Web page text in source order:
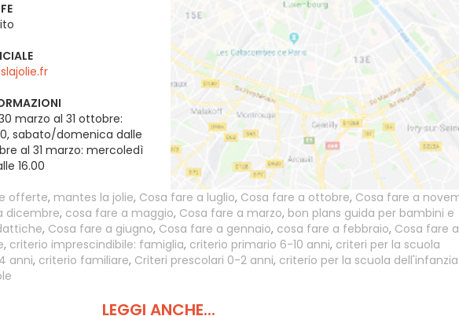
marzo al 31 ottobre:
sabato/domenica dalle
al 31 marzo: mercoledì
16.00
offerte, mantes la jolie, Cosa fare a luglio, Cosa fare a ottobre, Cosa fare a
dicembre, cosa fare a maggio, Cosa fare a marzo, bon plans guida per bambini e
, Cosa fare a giugno, Cosa fare a gennaio, cosa fare a febbraio, Cosa fare
, criterio imprescindibile: famiglia, criterio primario 6-10 anni, criteri per la scuola
anni, criterio familiare, Criteri prescolari 0-2 anni, criterio per la scuola
LEGGI ANCHE...